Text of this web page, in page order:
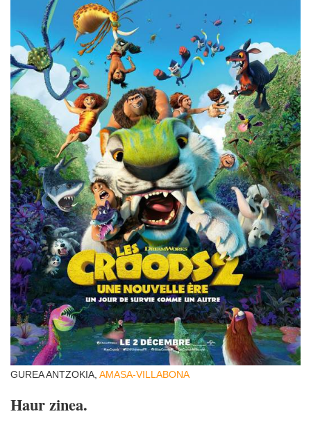
GUREA ANTZOKIA, AMASA-VILLABONA
Haur zinea.